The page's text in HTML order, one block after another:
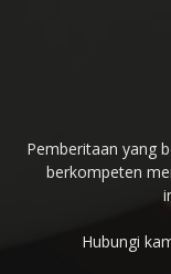
Pemberitaan yang
berkompeten
Hubungi